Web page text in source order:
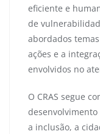
eficiente e
de
abordados
ações e a
envolvidos no
O CRAS segue
a inclusão, a